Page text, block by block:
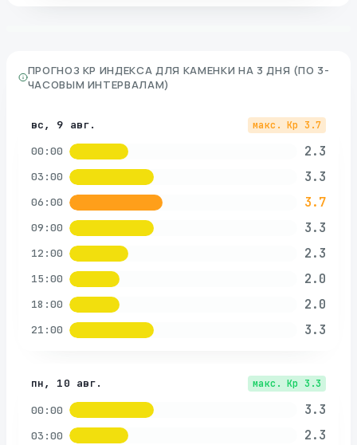
ПРОГНОЗ KP ИНДЕКСА ДЛЯ КАМЕНКИ НА 3 ДНЯ (ПО 3-
ЧАСОВЫМ ИНТЕРВАЛАМ)
вс, 9 авг. макс. Kp 3.7
00:00 2.3
03:00 3.3
06:00 3.7
09:00 3.3
12:00 2.3
15:00 2.0
18:00 2.0
21:00 3.3
пн, 10 авг. макс. Kp 3.3
00:00 3.3
03:00 2.3